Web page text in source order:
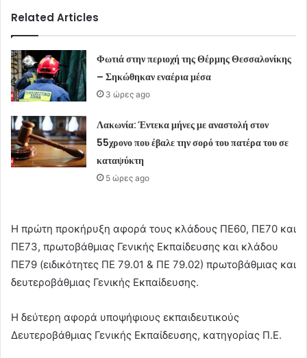
Related Articles
Φωτιά στην περιοχή της Θέρμης Θεσσαλονίκης
– Σηκώθηκαν εναέρια μέσα
3 ώρες ago
Λακωνία: Έντεκα μήνες με αναστολή στον
55χρονο που έβαλε την σορό του πατέρα του σε
καταψύκτη
5 ώρες ago
Η πρώτη προκήρυξη αφορά τους κλάδους ΠΕ60, ΠΕ70 και
ΠΕ73, πρωτοβάθμιας Γενικής Εκπαίδευσης και κλάδου
ΠΕ79 (ειδικότητες ΠΕ 79.01 & ΠΕ 79.02) πρωτοβάθμιας και
δευτεροβάθμιας Γενικής Εκπαίδευσης.
Η δεύτερη αφορά υποψήφιους εκπαιδευτικούς
Δευτεροβάθμιας Γενικής Εκπαίδευσης, κατηγορίας Π.Ε.